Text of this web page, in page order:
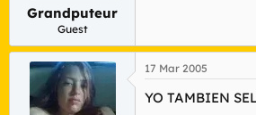
Grandputeur
Guest
17 Mar 2005
YO TAMBIEN